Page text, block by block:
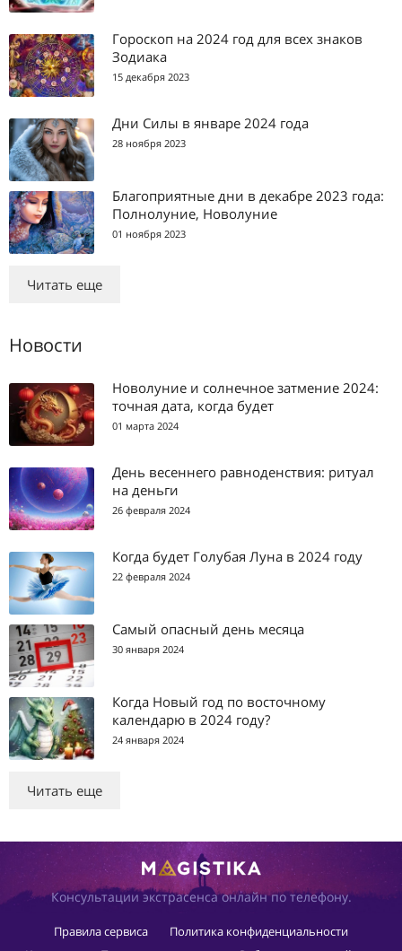
Гороскоп на 2024 год для всех знаков
Зодиака
15 декабря 2023
Дни Силы в январе 2024 года
28 ноября 2023
Благоприятные дни в декабре 2023 года:
Полнолуние, Новолуние
01 ноября 2023
Читать еще
Новости
Новолуние и солнечное затмение 2024:
точная дата, когда будет
01 марта 2024
День весеннего равноденствия: ритуал
на деньги
26 февраля 2024
Когда будет Голубая Луна в 2024 году
22 февраля 2024
Самый опасный день месяца
30 января 2024
Когда Новый год по восточному
календарю в 2024 году?
24 января 2024
Читать еще
Консультации экстрасенса онлайн по телефону.
Правила сервиса
Политика конфиденциальности